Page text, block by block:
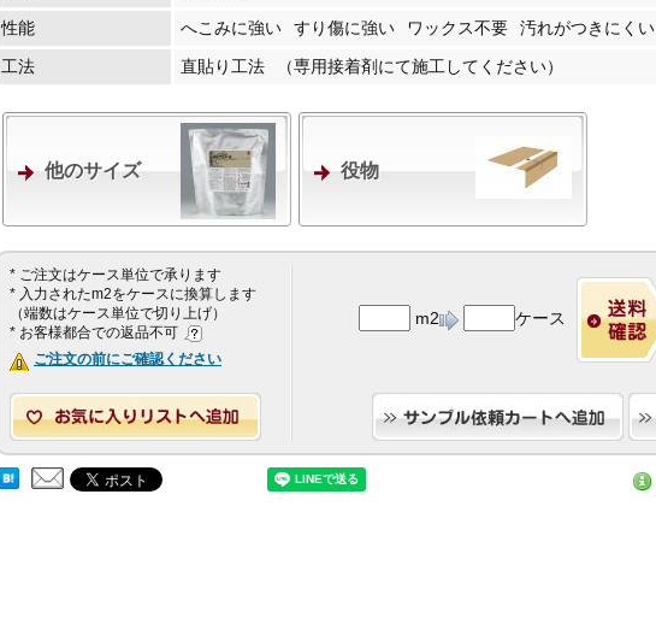
性能
へこみに強い すり傷に強い ワックス不要 汚れがつきにくい
工法
直貼り工法 （専用接着剤にて施工してください）
他のサイズ 役物
* ご注文はケース単位で承ります
* 入力されたm2をケースに換算します
（端数はケース単位で切り上げ）
* お客様都合での返品不可
ご注文の前にご確認ください
m2 ケース